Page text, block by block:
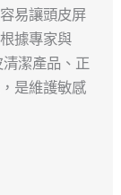
易讓頭皮屏
據專家與
潔產品、正
是維護敏感